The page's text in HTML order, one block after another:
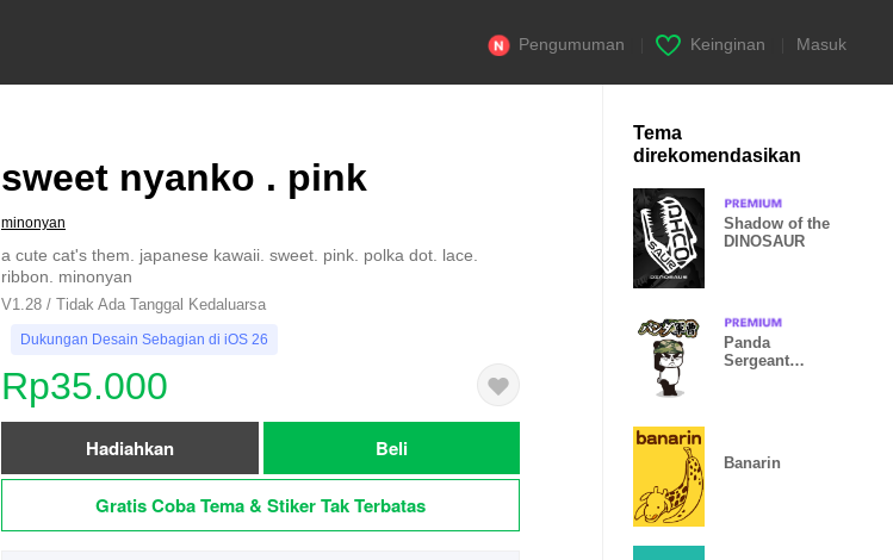
Pengumuman Keinginan Masuk
sweet nyanko . pink
minonyan
a cute cat's them. japanese kawaii. sweet. pink. polka dot. lace.
ribbon. minonyan
V1.28 / Tidak Ada Tanggal Kedaluarsa
Dukungan Desain Sebagian di iOS 26
Rp35.000
Hadiahkan Beli
Gratis Coba Tema & Stiker Tak Terbatas
Tema
direkomendasikan
Shadow of the
DINOSAUR
Panda
Sergeant
Banarin